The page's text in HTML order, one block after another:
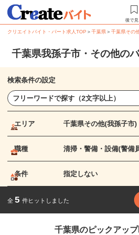
後で見
クリエイトバイト・パート求人TOP ＞千葉県＞千葉県その
千葉県我孫子市・その他の
検索条件の設定
エリア 千葉県その他(我孫子市)
職種 清掃・警備・設備(警備
条件 指定しない
全 5 件ヒットしました
千葉県のピックアッ